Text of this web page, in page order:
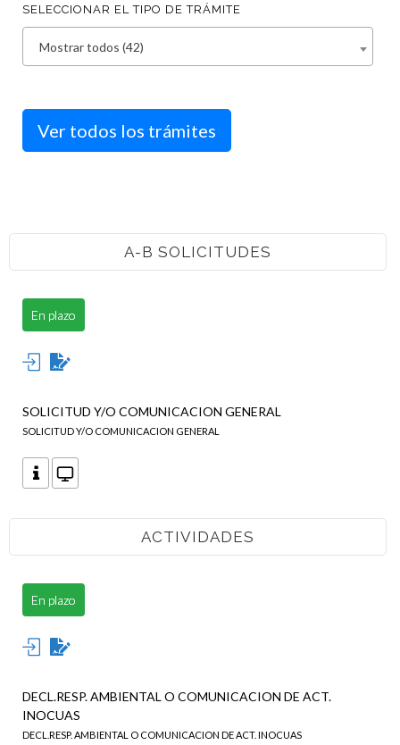
SELECCIONAR EL TIPO DE TRÁMITE
Mostrar todos (42)
Ver todos los trámites
A-B SOLICITUDES
En plazo
SOLICITUD Y/O COMUNICACION GENERAL
SOLICITUD Y/O COMUNICACION GENERAL
ACTIVIDADES
En plazo
DECL.RESP. AMBIENTAL O COMUNICACION DE ACT.
INOCUAS
DECL.RESP. AMBIENTAL O COMUNICACION DE ACT. INOCUAS